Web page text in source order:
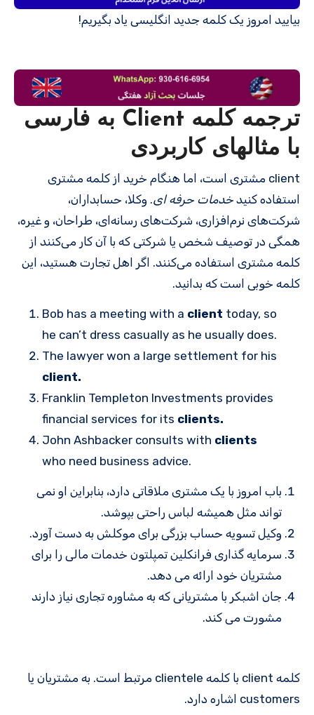
بیایید امروز یک کلمه جدید انگلیسی یاد بگیریم!
ترجمه کلمه Client به فارسی
با مثالهای کاربردی
client مشتری است، اما هنگام خرید از کلمه مشتری
استفاده کنید خدمات حرفه ای. وکلا، حسابداران،
شرکت‌های نرم‌افزاری، شرکت‌های رسانه‌ای، طراحان، و غیره،
همگی در توصیف شخص یا شرکتی که با آن کار می‌کنند از
کلمه مشتری استفاده می‌کنند. اگر اهل تجارت هستید، این
کلمه خوبی است که بدانید.
Bob has a meeting with a client today, so
he can’t dress casually as he usually does.
The lawyer won a large settlement for his
client.
Franklin Templeton Investments provides
financial services for its clients.
John Ashbacker consults with clients
who need business advice.
باب امروز با یک مشتری ملاقاتی دارد، بنابراین او نمی
تواند مثل همیشه لباس راحتی بپوشد.
وکیل تسویه حساب بزرگی برای موکلش به دست آورد.
سرمایه گذاری فرانکلین تمپلتون خدمات مالی را برای
مشتریان خود ارائه می دهد.
جان اشبکر با مشتریانی که به مشاوره تجاری نیاز دارند
مشورت می کند.
کلمه client با کلمه clientele مرتبط است. به مشتریان یا
customers اشاره دارد.